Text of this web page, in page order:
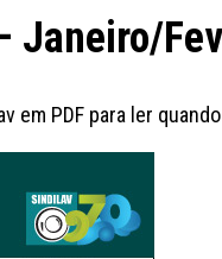
em PDF para ler